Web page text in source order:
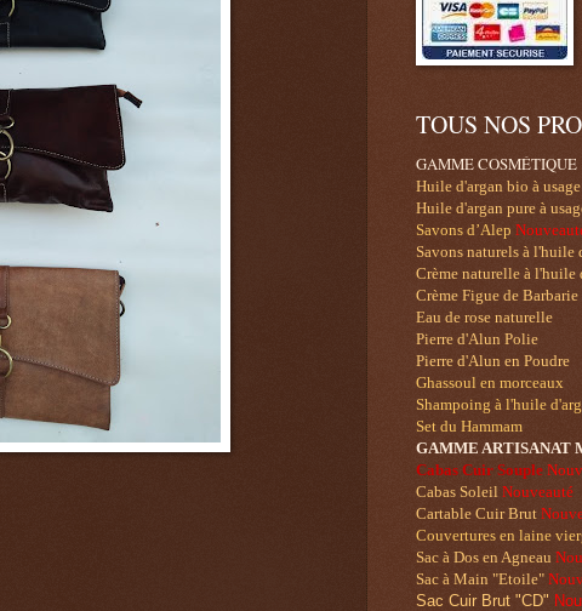
TOUS NOS
GAMME COSMÉTIQUE
Huile d'argan bio à
Huile d'argan pure à
Savons d’Alep
Savons naturels à l'huile
Crème naturelle à l'huile
Crème Figue de Barbarie
Eau de rose naturelle
Pierre d'Alun Polie
Pierre d'Alun en Poudre
Ghassoul en morceaux
Shampoing à l'huile
Set du Hammam
GAMME ARTISANAT
Cabas Cuir Souple
Cabas Soleil Nouveauté
Cartable Cuir Brut
Couvertures en laine
Sac à Dos en Agneau
Sac à Main "Etoile"
Sac Cuir Brut "CD"